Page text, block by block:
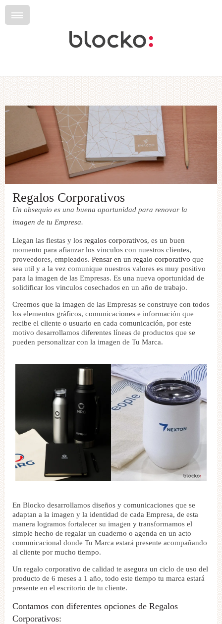
Regalos Corporativos
Un obsequio es una buena oportunidad para renovar la
imagen de tu Empresa.
Llegan las fiestas y los regalos corporativos, es un buen
momento para afianzar los vinculos con nuestros clientes,
proveedores, empleados. Pensar en un regalo corporativo que
sea util y a la vez comunique nuestros valores es muy positivo
para la imagen de las Empresas. Es una nueva oportunidad de
solidificar los vinculos cosechados en un año de trabajo.
Creemos que la imagen de las Empresas se construye con todos
los elementos gráficos, comunicaciones e información que
recibe el cliente o usuario en cada comunicación, por este
motivo desarrollamos diferentes líneas de productos que se
pueden personalizar con la imagen de Tu Marca.
En Blocko desarrollamos diseños y comunicaciones que se
adaptan a la imagen y la identidad de cada Empresa, de esta
manera logramos fortalecer su imagen y transformamos el
simple hecho de regalar un cuaderno o agenda en un acto
comunicacional donde Tu Marca estará presente acompañando
al cliente por mucho tiempo.
Un regalo corporativo de calidad te asegura un ciclo de uso del
producto de 6 meses a 1 año, todo este tiempo tu marca estará
presente en el escritorio de tu cliente.
Contamos con diferentes opciones de Regalos
Corporativos: